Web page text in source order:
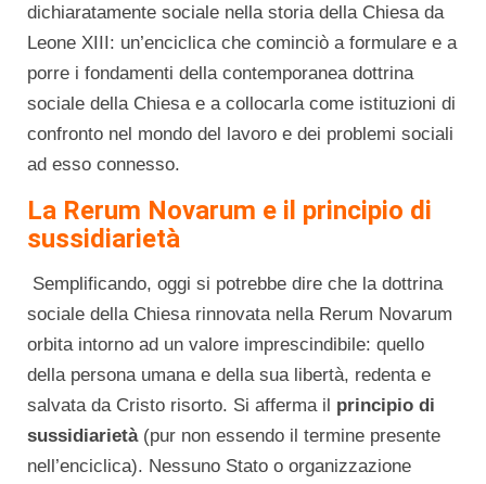
dichiaratamente sociale nella storia della Chiesa da
Leone XIII: un’enciclica che cominciò a formulare e a
porre i fondamenti della contemporanea dottrina
sociale della Chiesa e a collocarla come istituzioni di
confronto nel mondo del lavoro e dei problemi sociali
ad esso connesso.
La Rerum Novarum e il principio di
sussidiarietà
Semplificando, oggi si potrebbe dire che la dottrina
sociale della Chiesa rinnovata nella Rerum Novarum
orbita intorno ad un valore imprescindibile: quello
della persona umana e della sua libertà, redenta e
salvata da Cristo risorto. Si afferma il principio di
sussidiarietà(pur non essendo il termine presente
nell’enciclica). Nessuno Stato o organizzazione